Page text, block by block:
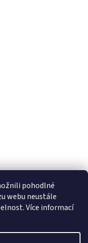
pohodlné
webu neustále
Více informací